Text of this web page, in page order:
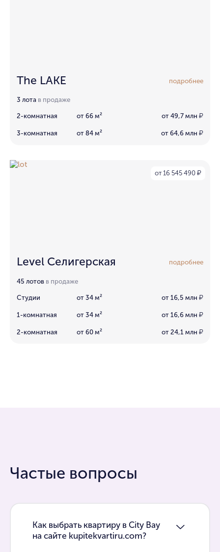
The LAKE подробнее
3 лота в продаже
2-комнатная от 66 м² от 49,7 млн ₽
3-комнатная от 84 м² от 64,6 млн ₽
от 16 545 490 ₽
Level Селигерская подробнее
45 лотов в продаже
Студии от 34 м² от 16,5 млн ₽
1-комнатная от 34 м² от 16,6 млн ₽
2-комнатная от 60 м² от 24,1 млн ₽
Частые вопросы
Как выбрать квартиру в City Bay
на сайте kupitekvartiru.com?